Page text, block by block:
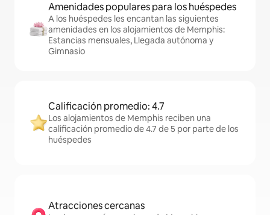
Amenidades populares para los huéspedes
A los huéspedes les encantan las siguientes
amenidades en los alojamientos de Memphis:
Estancias mensuales, Llegada autónoma y
Gimnasio
Calificación promedio: 4.7
Los alojamientos de Memphis reciben una
calificación promedio de 4.7 de 5 por parte de los
huéspedes
Atracciones cercanas